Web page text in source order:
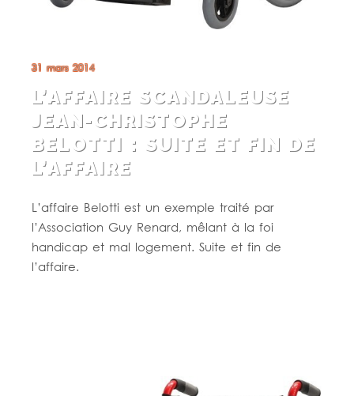
31 mars 2014
L’AFFAIRE SCANDALEUSE
JEAN-CHRISTOPHE
BELOTTI : SUITE ET FIN DE
L’AFFAIRE
L’affaire Belotti est un exemple traité par
l’Association Guy Renard, mêlant à la foi
handicap et mal logement. Suite et fin de
l’affaire.